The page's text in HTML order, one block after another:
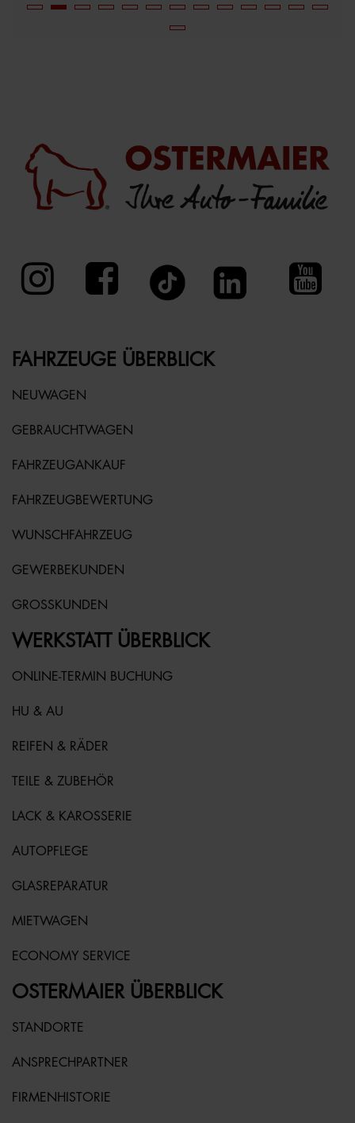
FAHRZEUGE ÜBERBLICK
NEUWAGEN
GEBRAUCHTWAGEN
FAHRZEUGANKAUF
FAHRZEUGBEWERTUNG
WUNSCHFAHRZEUG
GEWERBEKUNDEN
GROSSKUNDEN
WERKSTATT ÜBERBLICK
ONLINE-TERMIN BUCHUNG
HU & AU
REIFEN & RÄDER
TEILE & ZUBEHÖR
LACK & KAROSSERIE
AUTOPFLEGE
GLASREPARATUR
MIETWAGEN
ECONOMY SERVICE
OSTERMAIER ÜBERBLICK
STANDORTE
ANSPRECHPARTNER
FIRMENHISTORIE